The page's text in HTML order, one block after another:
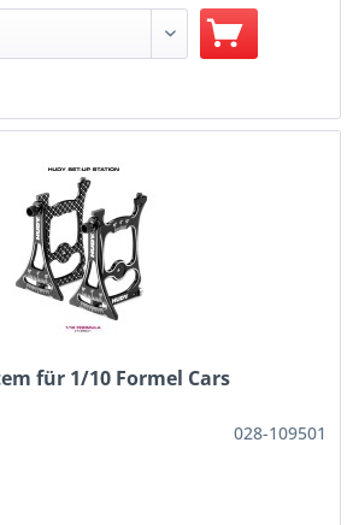
für 1/10 Formel Cars
028-109501